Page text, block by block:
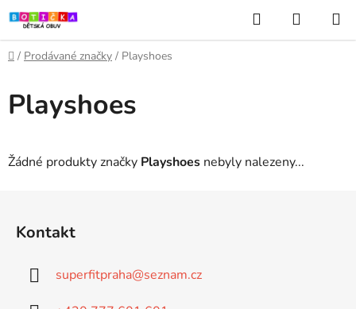
Přejít
na
obsah
Hledat
KOŠÍK
Domů
/ Prodávané značky / Playshoes
Playshoes
Žádné produkty značky Playshoes nebyly nalezeny...
Kontakt
superfitpraha@seznam.cz